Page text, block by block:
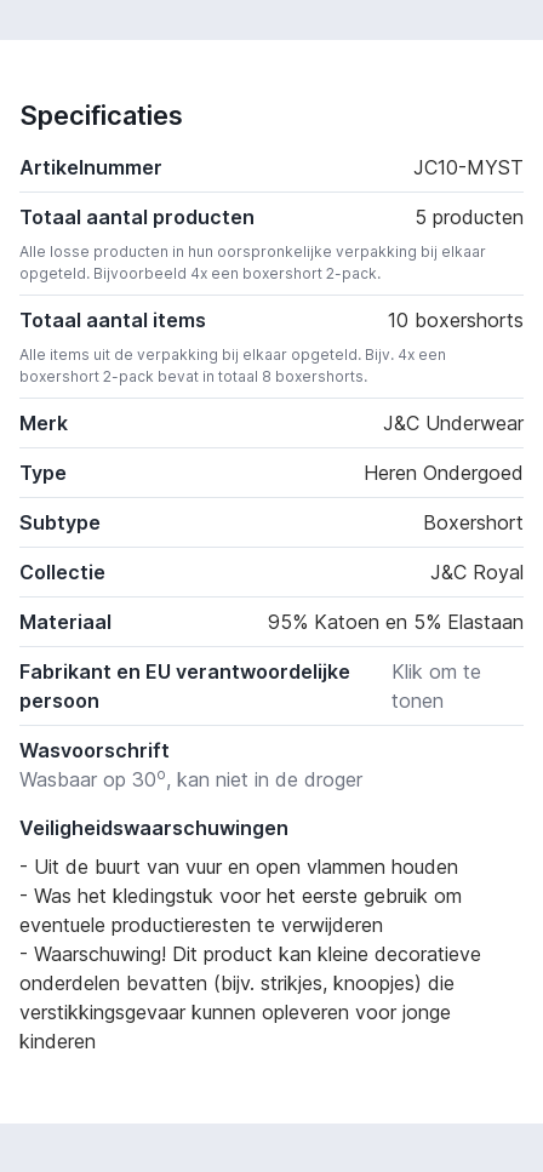
Specificaties
Artikelnummer JC10-MYST
Totaal aantal producten 5 producten
Alle losse producten in hun oorspronkelijke verpakking bij elkaar
opgeteld. Bijvoorbeeld 4x een boxershort 2-pack.
Totaal aantal items 10 boxershorts
Alle items uit de verpakking bij elkaar opgeteld. Bijv. 4x een
boxershort 2-pack bevat in totaal 8 boxershorts.
Merk J&C Underwear
Type Heren Ondergoed
Subtype Boxershort
Collectie J&C Royal
Materiaal 95% Katoen en 5% Elastaan
Fabrikant en EU verantwoordelijke
persoon
Klik om te
tonen
Wasvoorschrift
Wasbaar op 30o, kan niet in de droger
Veiligheidswaarschuwingen
- Uit de buurt van vuur en open vlammen houden
- Was het kledingstuk voor het eerste gebruik om
eventuele productieresten te verwijderen
- Waarschuwing! Dit product kan kleine decoratieve
onderdelen bevatten (bijv. strikjes, knoopjes) die
verstikkingsgevaar kunnen opleveren voor jonge
kinderen